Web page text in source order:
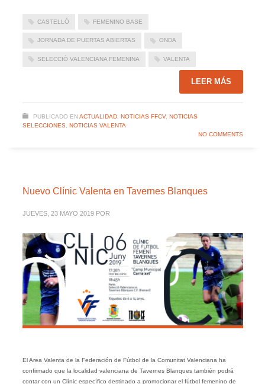
CASTELLÓ FEMENINO BASE
JORNADA DE PUERTAS ABIERTAS ONDA
SELECCIÓ VALENCIANA FEMENINA VALENTA
LEER MÁS
PUBLICADO EN ACTUALIDAD, NOTICIAS FFCV, NOTICIAS
SELECCIONES, NOTICIAS VALENTA
NO COMMENTS
Nuevo Clínic Valenta en Tavernes Blanques
JUEVES, 23 MAYO 2019 POR
El Area Valenta de la Federación de Fútbol de la Comunitat Valenciana ha
confirmado que la localidad valenciana de Tavernes Blanques también podrá
contar con un Clínic específico destinado a promocionar el fútbol femenino de